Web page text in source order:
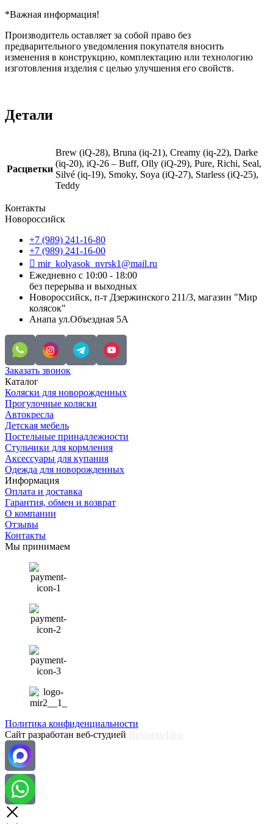
*Важная информация!
Производитель оставляет за собой право без
предварительного уведомления покупателя вносить
изменения в конструкцию, комплектацию или технологию
изготовления изделия с целью улучшения его свойств.
Детали
Расцветки
Brew (iQ-28), Bruna (iq-21), Creamy (iq-22), Darke
(iq-20), iQ-26 – Buff, Olly (iQ-29), Pure, Richi, Seal,
Silvé (iq-19), Smoky, Soya (iQ-27), Starless (iQ-25),
Teddy
Контакты
Новороссийск
+7 (989) 241-16-80
+7 (989) 241-16-00
mir_kolyasok_nvrsk1@mail.ru
Ежедневно с 10:00 - 18:00
без перерыва и выходных
Новороссийск, п-т Дзержинского 211/3, магазин "Мир
колясок"
Анапа ул.Объездная 5А
Заказать звонок
Каталог
Коляски для новорожденных
Прогулочные коляски
Автокресла
Детская мебель
Постельные принадлежности
Стульчики для кормления
Аксессуары для купания
Одежда для новорожденных
Информация
Оплата и доставка
Гарантия, обмен и возврат
О компании
Отзывы
Контакты
Мы принимаем
Политика конфиденциальности
Сайт разработан веб-студией